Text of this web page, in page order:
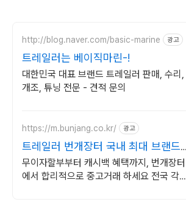
http://blog.naver.com/basic-marine 광고
트레일러는 베이직마린-!
대한민국 대표 브랜드 트레일러 판매, 수리,
개조, 튜닝 전문 - 견적 문의
https://m.bunjang.co.kr/ 광고
트레일러 번개장터 국내 최대 브랜드
중고거래
무이자할부부터 캐시백 혜택까지, 번개장터
에서 합리적으로 중고거래 하세요 전국 각지